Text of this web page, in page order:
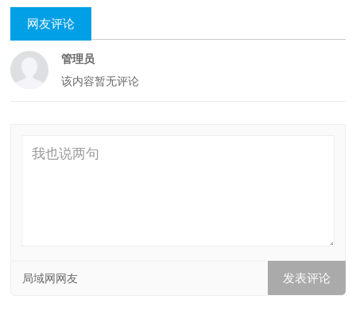
网友评论
管理员
该内容暂无评论
局域网网友